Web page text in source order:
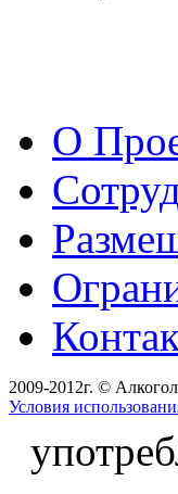
О
2009-2012г. ©
Условия